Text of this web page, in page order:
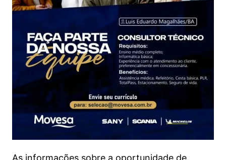
As informações sobre a oportunidade de